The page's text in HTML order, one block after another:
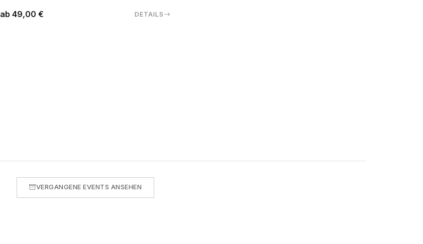
ab 49,00 € DETAILS
VERGANGENE EVENTS ANSEHEN